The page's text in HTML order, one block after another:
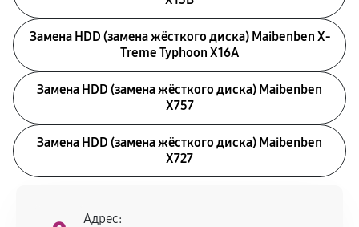
Замена HDD (замена жёсткого диска) Maibenben X-
Treme Typhoon X16A
Замена HDD (замена жёсткого диска) Maibenben
X757
Замена HDD (замена жёсткого диска) Maibenben
X727
Адрес: